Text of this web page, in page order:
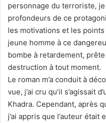
personnage du terroriste,
profondeurs de ce
les motivations et les
jeune homme à ce
bombe à retardement,
destruction à tout moment.
Le roman m’a conduit à
vue, j’ai cru qu’il s’agissait
Khadra. Cependant, après
j’ai appris que l’auteur était